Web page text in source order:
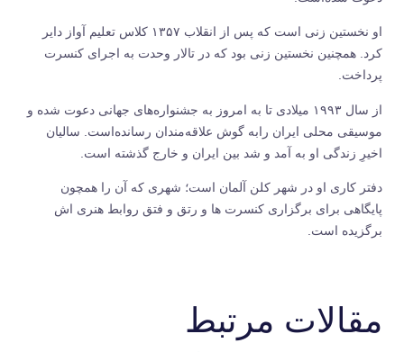
او نخستین زنی است که پس از انقلاب ۱۳۵۷ کلاس تعلیم آواز دایر
کرد. همچنین نخستین زنی بود که در تالار وحدت به اجرای کنسرت
پرداخت.
از سال ۱۹۹۳ میلادی تا به امروز به جشنواره‌های جهانی دعوت شده و
موسیقی محلی ایران رابه گوش علاقه‌مندان رسانده‌است. سالیان
اخیرِ زندگی او به آمد و شد بین ایران و خارج گذشته است.
دفتر کاری او در شهر کلن آلمان است؛ شهری که آن را همچون
پایگاهی برای برگزاری کنسرت ها و رتق و فتق روابط هنری اش
برگزیده است.
مقالات مرتبط